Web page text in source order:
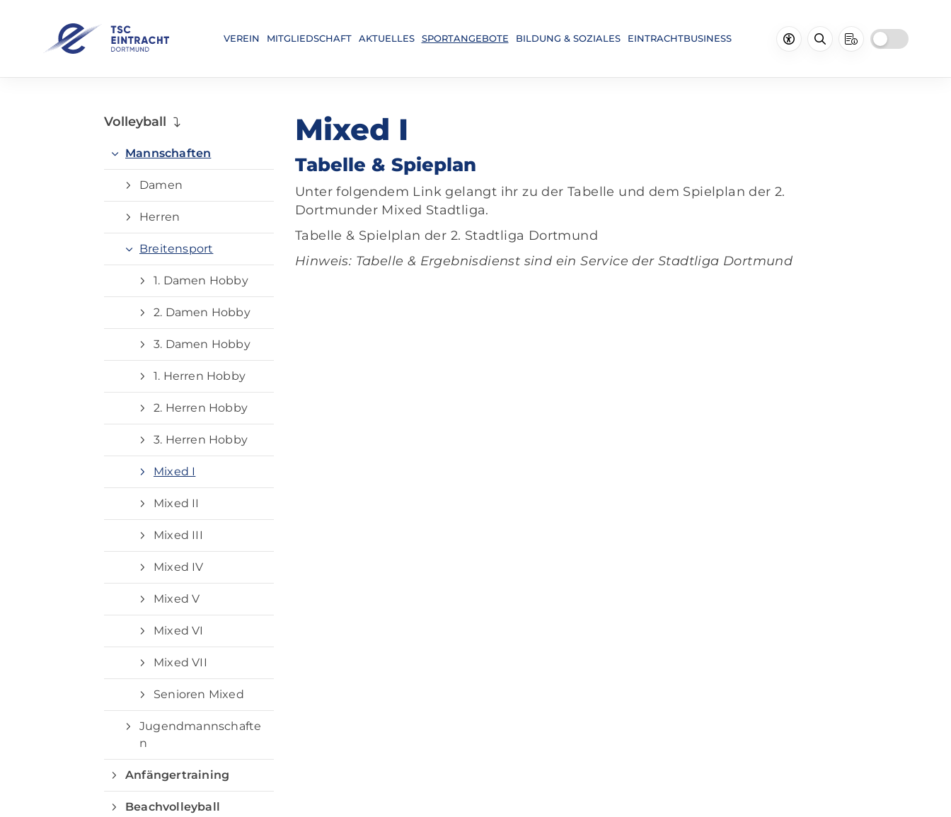
VEREIN MITGLIEDSCHAFT AKTUELLES SPORTANGEBOTE BILDUNG & SOZIALES EINTRACHTBUSINESS
Mixed I
Tabelle & Spieplan
Unter folgendem Link gelangt ihr zu der Tabelle und dem Spielplan der 2.
Dortmunder Mixed Stadtliga.
Tabelle & Spielplan der 2. Stadtliga Dortmund
Hinweis: Tabelle & Ergebnisdienst sind ein Service der Stadtliga Dortmund
Volleyball
Mannschaften
Damen
Herren
Breitensport
1. Damen Hobby
2. Damen Hobby
3. Damen Hobby
1. Herren Hobby
2. Herren Hobby
3. Herren Hobby
Mixed I
Mixed II
Mixed III
Mixed IV
Mixed V
Mixed VI
Mixed VII
Senioren Mixed
Jugendmannschafte
n
Anfängertraining
Beachvolleyball